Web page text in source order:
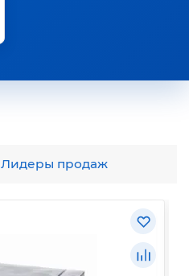
Лидеры продаж